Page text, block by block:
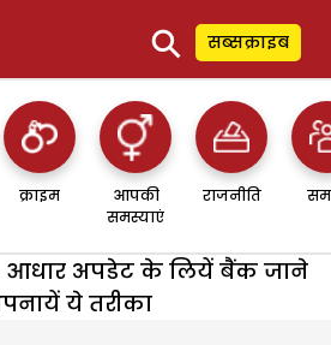
⚲ सब्सक्राइब
क्राइम
आपकी
समस्याएं
राजनीति
आधार अपडेट के लियें बैंक जाने
ये तरीका